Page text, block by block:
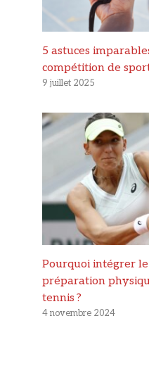
5 astuces
compétition de
9 juillet 2025
Pourquoi intégrer
préparation
tennis ?
4 novembre 2024